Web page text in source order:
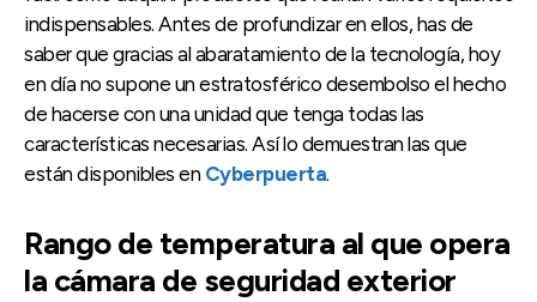
indispensables. Antes de profundizar en ellos, has de
saber que gracias al abaratamiento de la tecnología, hoy
en día no supone un estratosférico desembolso el hecho
de hacerse con una unidad que tenga todas las
características necesarias. Así lo demuestran las que
están disponibles en Cyberpuerta.
Rango de temperatura al que opera
la cámara de seguridad exterior